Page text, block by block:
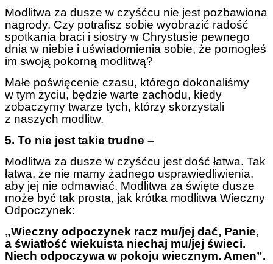
Modlitwa za dusze w czyśćcu nie jest pozbawiona
nagrody. Czy potrafisz sobie wyobrazić radość
spotkania braci i siostry w Chrystusie pewnego
dnia w niebie i uświadomienia sobie, że pomogłeś
im swoją pokorną modlitwą?
Małe poświęcenie czasu, którego dokonaliśmy
w tym życiu, będzie warte zachodu, kiedy
zobaczymy twarze tych, którzy skorzystali
z naszych modlitw.
5. To nie jest takie trudne –
Modlitwa za dusze w czyśćcu jest dość łatwa. Tak
łatwa, że nie mamy żadnego usprawiedliwienia,
aby jej nie odmawiać. Modlitwa za święte dusze
może być tak prosta, jak krótka modlitwa Wieczny
Odpoczynek:
„Wieczny odpoczynek racz mu/jej dać, Panie,
a światłość wiekuista niechaj mu/jej świeci.
Niech odpoczywa w pokoju wiecznym. Amen”.